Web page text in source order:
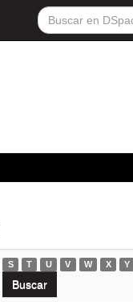
S T U V W X Y